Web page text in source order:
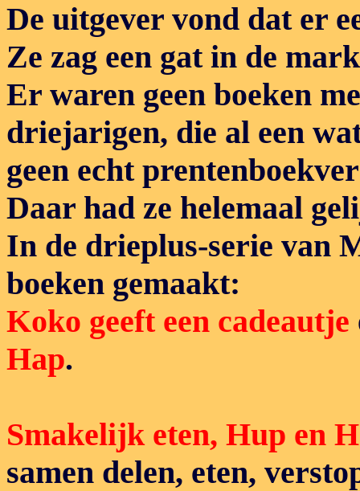
De uitgever vond dat er
Ze zag een gat in de
Er waren geen boeken
driejarigen, die al een
geen echt
Daar had ze helemaal
In de drieplus-serie van
boeken gemaakt:
Koko geeft een cadeautje
Hap.
Smakelijk eten, Hup en
samen delen, eten,